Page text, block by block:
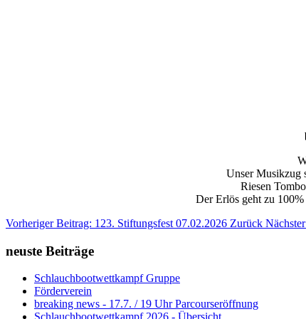
Unser Musikzug
Riesen
Der Erlös geht zu
Vorheriger Beitrag: 123. Stiftungsfest 07.02.2026 Zurück
neuste Beiträge
Schlauchbootwettkampf Gruppe
Förderverein
breaking news - 17.7. / 19 Uhr Parcourseröffnung